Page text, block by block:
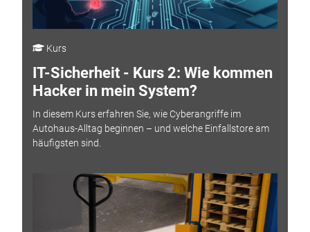
Kurs
IT-Sicherheit - Kurs 2: Wie kommen
Hacker in mein System?
In diesem Kurs erfahren Sie, wie Cyberangriffe im
Autohaus-Alltag beginnen – und welche Einfallstore am
häufigsten sind.